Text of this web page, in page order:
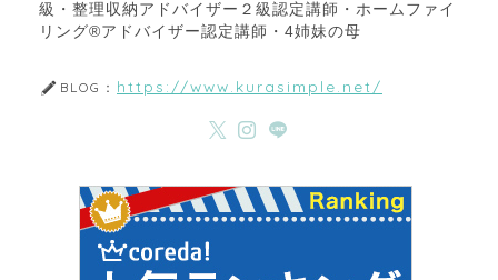
級・整理収納アドバイザー２級認定講師・ホームファイ
リング®アドバイザー認定講師・4姉妹の母
BLOG： https://www.kurasimple.net/